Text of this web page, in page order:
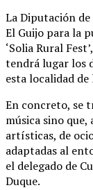
La Diputación
El Guijo para la
‘Solia Rural
tendrá lugar los
esta localidad de
En concreto, se
música sino que,
artísticas, de
adaptadas al
el delegado de
Duque.